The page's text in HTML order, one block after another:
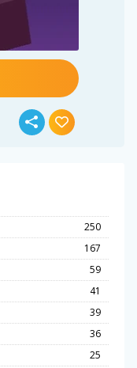
250
167
59
41
39
36
25